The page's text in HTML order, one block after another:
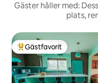
Gäster håller med:
plats,
Populär gästfavorit
Gästfavorit